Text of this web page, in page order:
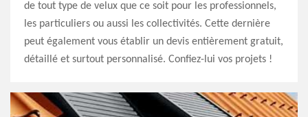
de tout type de velux que ce soit pour les professionnels,
les particuliers ou aussi les collectivités. Cette dernière
peut également vous établir un devis entièrement gratuit,
détaillé et surtout personnalisé. Confiez-lui vos projets !